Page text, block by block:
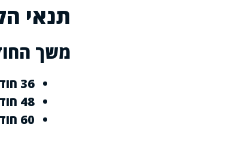
תנאי
משך
36 חודשים
48 חודשים
60 חודשים